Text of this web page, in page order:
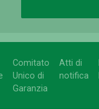
Comitato
Unico di
Garanzia
Atti di
notifica